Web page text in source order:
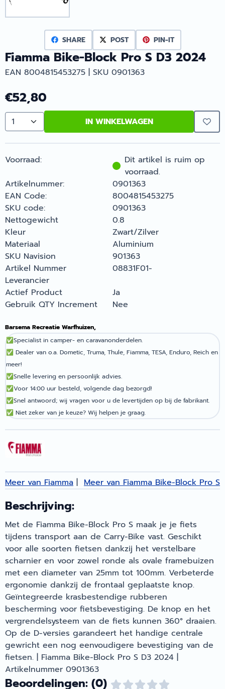
SHARE POST PIN-IT
Fiamma Bike-Block Pro S D3 2024
EAN 8004815453275 | SKU 0901363
€52,80
Aantal IN WINKELWAGEN
Voorraad:
Dit artikel is ruim op
voorraad.
Artikelnummer:
0901363
EAN Code:
8004815453275
SKU code:
0901363
Nettogewicht
0.8
Kleur
Zwart/Zilver
Materiaal
Aluminium
SKU Navision
901363
Artikel Nummer
Leverancier
08831F01-
Actief Product
Ja
Gebruik QTY Increment
Nee
Barsema Recreatie Warfhuizen,
✅Specialist in camper- en caravanonderdelen.
✅ Dealer van o.a. Dometic, Truma, Thule, Fiamma, TESA, Enduro, Reich en
meer!
✅Snelle levering en persoonlijk advies.
✅Voor 14:00 uur besteld, volgende dag bezorgd!
✅Snel antwoord; wij vragen voor u de levertijden op bij de fabrikant.
✅ Niet zeker van je keuze? Wij helpen je graag.
Meer van Fiamma | Meer van Fiamma Bike-Block Pro S
Beschrijving:
Met de Fiamma Bike-Block Pro S maak je je fiets
tijdens transport aan de Carry-Bike vast. Geschikt
voor alle soorten fietsen dankzij het verstelbare
scharnier en voor zowel ronde als ovale framebuizen
met een diameter van 25mm tot 100mm. Verbeterde
ergonomie dankzij de frontaal geplaatste knop.
Geïntegreerde krasbestendige rubberen
bescherming voor fietsbevestiging. De knop en het
vergrendelsysteem van de fiets kunnen 360° draaien.
Op de D-versies garandeert het handige centrale
gewricht een nog eenvoudigere bevestiging van de
fietsen. | Fiamma Bike-Block Pro S D3 2024 |
Artikelnummer 0901363
Beoordelingen: (0)